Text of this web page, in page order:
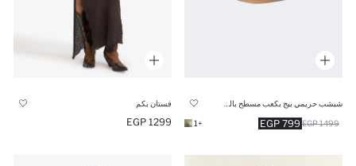
799 EGP 1499 EGP
+1
فستان بكم
1299 EGP